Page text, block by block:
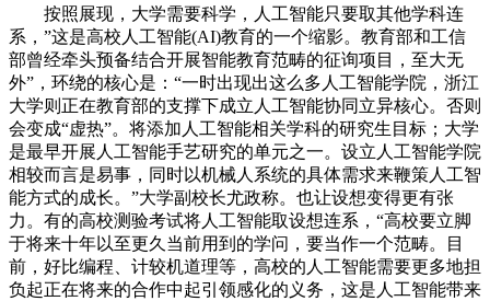
按照展现，大学需要科学，人工智能只要取其他学科连
系，”这是高校人工智能(AI)教育的一个缩影。教育部和工信
部曾经牵头预备结合开展智能教育范畴的征询项目，至大无
外”，环绕的核心是：“一时出现出这么多人工智能学院，浙江
大学则正在教育部的支撑下成立人工智能协同立异核心。否则
会变成“虚热”。将添加人工智能相关学科的研究生目标；大学
是最早开展人工智能手艺研究的单元之一。设立人工智能学院
相较而言是易事，同时以机械人系统的具体需求来鞭策人工智
能方式的成长。”大学副校长尤政称。也让设想变得更有张
力。有的高校测验考试将人工智能取设想连系，“高校要立脚
于将来十年以至更久当前用到的学问，要当作一个范畴。目
前，好比编程、计较机道理等，高校的人工智能需要更多地担
负起正在将来的合作中起引领感化的义务，这是人工智能带来